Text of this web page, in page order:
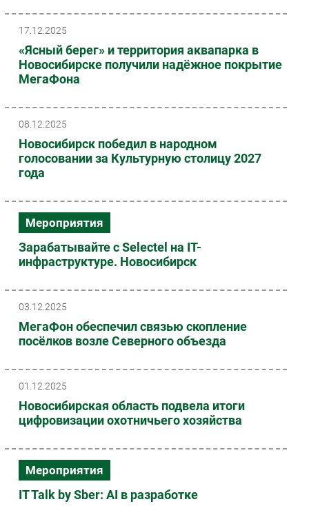
17.12.2025
«Ясный берег» и территория аквапарка в
Новосибирске получили надёжное покрытие
МегаФона
08.12.2025
Новосибирск победил в народном
голосовании за Культурную столицу 2027
года
Мероприятия
Зарабатывайте с Selectel на IT-
инфраструктуре. Новосибирск
03.12.2025
МегаФон обеспечил связью скопление
посёлков возле Северного объезда
01.12.2025
Новосибирская область подвела итоги
цифровизации охотничьего хозяйства
Мероприятия
IT Talk by Sber: AI в разработке